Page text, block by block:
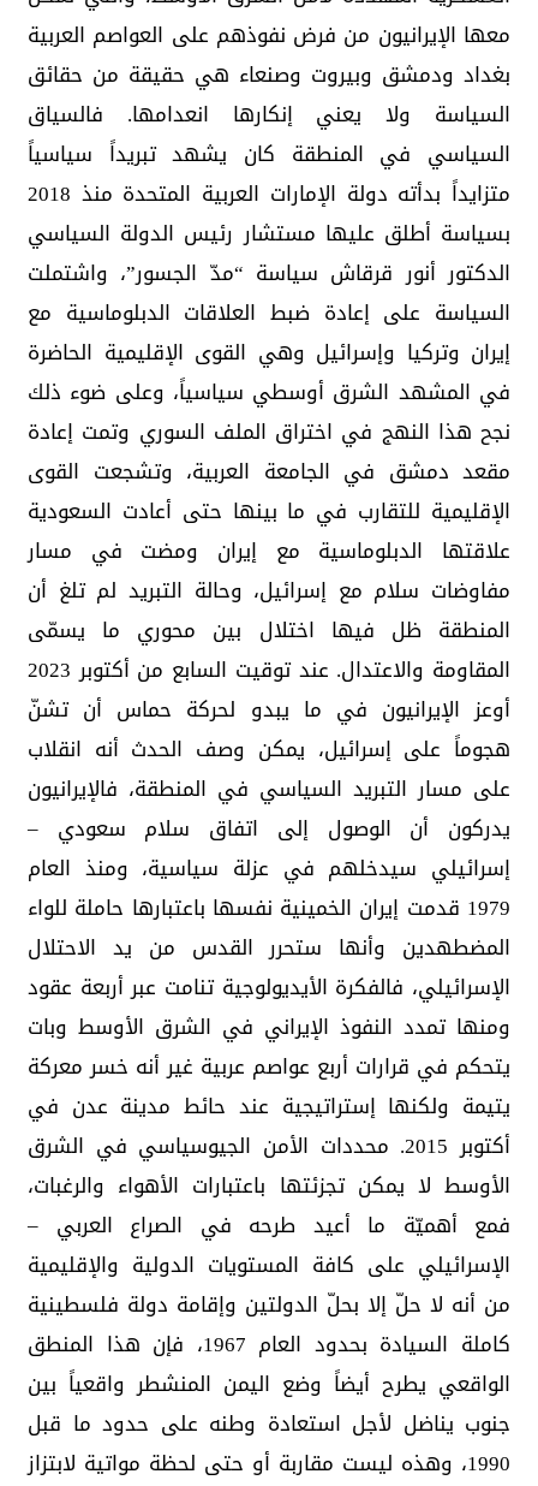
معها الإيرانيون من فرض نفوذهم على العواصم العربية
بغداد ودمشق وبيروت وصنعاء هي حقيقة من حقائق
السياسة ولا يعني إنكارها انعدامها. فالسياق
السياسي في المنطقة كان يشهد تبريداً سياسياً
متزايداً بدأته دولة الإمارات العربية المتحدة منذ 2018
بسياسة أطلق عليها مستشار رئيس الدولة السياسي
الدكتور أنور قرقاش سياسة “مدّ الجسور”، واشتملت
السياسة على إعادة ضبط العلاقات الدبلوماسية مع
إيران وتركيا وإسرائيل وهي القوى الإقليمية الحاضرة
في المشهد الشرق أوسطي سياسياً، وعلى ضوء ذلك
نجح هذا النهج في اختراق الملف السوري وتمت إعادة
مقعد دمشق في الجامعة العربية، وتشجعت القوى
الإقليمية للتقارب في ما بينها حتى أعادت السعودية
علاقتها الدبلوماسية مع إيران ومضت في مسار
مفاوضات سلام مع إسرائيل، وحالة التبريد لم تلغ أن
المنطقة ظل فيها اختلال بين محوري ما يسمّى
المقاومة والاعتدال. عند توقيت السابع من أكتوبر 2023
أوعز الإيرانيون في ما يبدو لحركة حماس أن تشنّ
هجوماً على إسرائيل، يمكن وصف الحدث أنه انقلاب
على مسار التبريد السياسي في المنطقة، فالإيرانيون
يدركون أن الوصول إلى اتفاق سلام سعودي –
إسرائيلي سيدخلهم في عزلة سياسية، ومنذ العام
1979 قدمت إيران الخمينية نفسها باعتبارها حاملة للواء
المضطهدين وأنها ستحرر القدس من يد الاحتلال
الإسرائيلي، فالفكرة الأيديولوجية تنامت عبر أربعة عقود
ومنها تمدد النفوذ الإيراني في الشرق الأوسط وبات
يتحكم في قرارات أربع عواصم عربية غير أنه خسر معركة
يتيمة ولكنها إستراتيجية عند حائط مدينة عدن في
أكتوبر 2015. محددات الأمن الجيوسياسي في الشرق
الأوسط لا يمكن تجزئتها باعتبارات الأهواء والرغبات،
فمع أهميّة ما أعيد طرحه في الصراع العربي –
الإسرائيلي على كافة المستويات الدولية والإقليمية
من أنه لا حلّ إلا بحلّ الدولتين وإقامة دولة فلسطينية
كاملة السيادة بحدود العام 1967، فإن هذا المنطق
الواقعي يطرح أيضاً وضع اليمن المنشطر واقعياً بين
جنوب يناضل لأجل استعادة وطنه على حدود ما قبل
1990، وهذه ليست مقاربة أو حتى لحظة مواتية لابتزاز